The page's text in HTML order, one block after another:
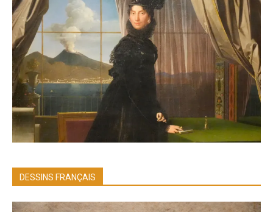
DESSINS FRANÇAIS